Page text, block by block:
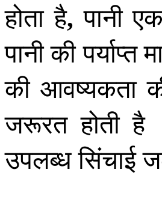
होता है, पानी
पानी की
की आवष्यकता
जरूरत होती है
उपलब्ध सिंचाई